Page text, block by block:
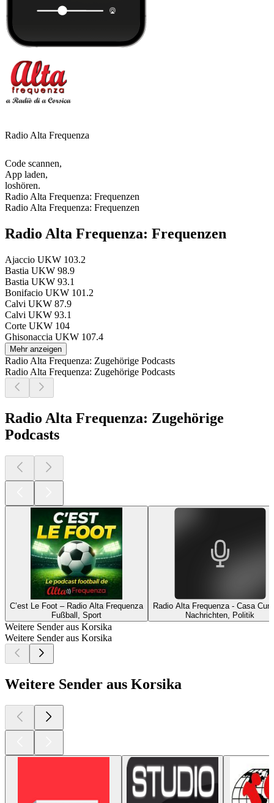
Radio Alta Frequenza
Code scannen,
App laden,
loshören.
Radio Alta Frequenza: Frequenzen
Radio Alta Frequenza: Frequenzen
Radio Alta Frequenza: Frequenzen
Ajaccio UKW 103.2
Bastia UKW 98.9
Bastia UKW 93.1
Bonifacio UKW 101.2
Calvi UKW 87.9
Calvi UKW 93.1
Corte UKW 104
Ghisonaccia UKW 107.4
Mehr anzeigen
Radio Alta Frequenza: Zugehörige Podcasts
Radio Alta Frequenza: Zugehörige Podcasts
Radio Alta Frequenza: Zugehörige
Podcasts
C’est Le Foot – Radio Alta Frequenza
Fußball, Sport
Radio Alta Frequenza - Casa
Nachrichten, Politik
Weitere Sender aus Korsika
Weitere Sender aus Korsika
Weitere Sender aus Korsika